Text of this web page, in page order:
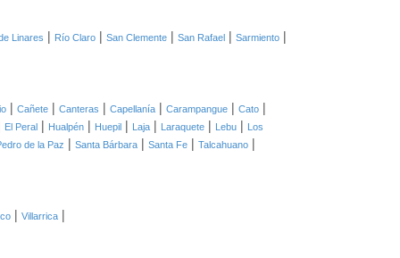
Linares | Río Claro | San Clemente | San Rafael | Sarmiento |
| Cañete | Canteras | Capellanía | Carampangue | Cato |
El Peral | Hualpén | Huepil | Laja | Laraquete | Lebu | Los
de la Paz | Santa Bárbara | Santa Fe | Talcahuano |
| Villarrica |